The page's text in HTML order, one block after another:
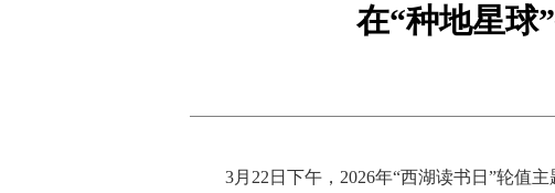
在“种地星球
3月22日下午，2026年“西湖读书日”轮值